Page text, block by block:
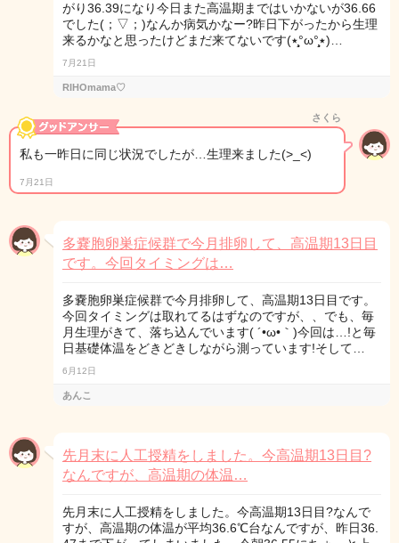
がり36.39になり今日また高温期まではいかないが36.66
でした(；▽；)なんか病気かなー?昨日下がったから生理
来るかなと思ったけどまだ来てないです(٭°̧̧̧ω°̧̧̧٭)…
7月21日
RIHOmama♡
さくら
私も一昨日に同じ状況でしたが…生理来ました(>_<)
7月21日
多嚢胞卵巣症候群で今月排卵して、高温期13日目
です。今回タイミングは…
多嚢胞卵巣症候群で今月排卵して、高温期13日目です。
今回タイミングは取れてるはずなのですが、、でも、毎
月生理がきて、落ち込んでいます( ´•ω•｀)今回は…!と毎
日基礎体温をどきどきしながら測っています!そして…
6月12日
あんこ
先月末に人工授精をしました。今高温期13日目?
なんですが、高温期の体温…
先月末に人工授精をしました。今高温期13日目?なんで
すが、高温期の体温が平均36.6℃台なんですが、昨日36.